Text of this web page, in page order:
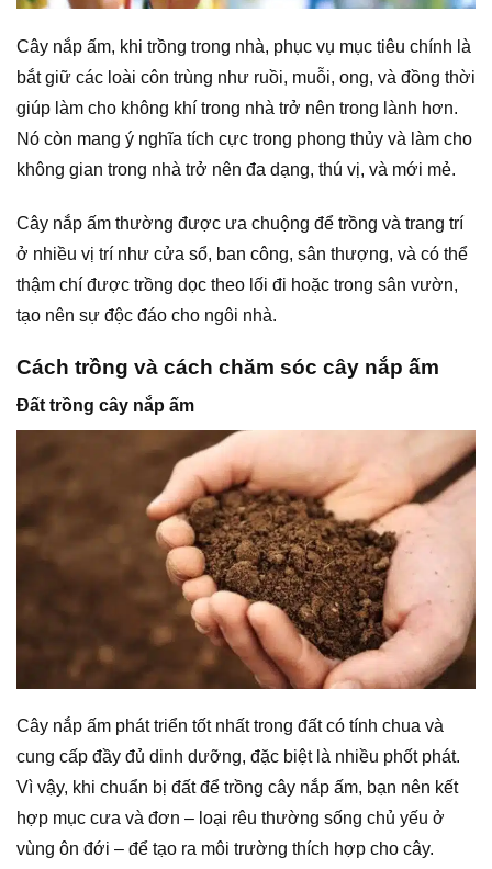
Cây nắp ấm, khi trồng trong nhà, phục vụ mục tiêu chính là
bắt giữ các loài côn trùng như ruồi, muỗi, ong, và đồng thời
giúp làm cho không khí trong nhà trở nên trong lành hơn.
Nó còn mang ý nghĩa tích cực trong phong thủy và làm cho
không gian trong nhà trở nên đa dạng, thú vị, và mới mẻ.
Cây nắp ấm thường được ưa chuộng để trồng và trang trí
ở nhiều vị trí như cửa sổ, ban công, sân thượng, và có thể
thậm chí được trồng dọc theo lối đi hoặc trong sân vườn,
tạo nên sự độc đáo cho ngôi nhà.
Cách trồng và cách chăm sóc cây nắp ấm
Đất trồng cây nắp ấm
Cây nắp ấm phát triển tốt nhất trong đất có tính chua và
cung cấp đầy đủ dinh dưỡng, đặc biệt là nhiều phốt phát.
Vì vậy, khi chuẩn bị đất để trồng cây nắp ấm, bạn nên kết
hợp mục cưa và đơn – loại rêu thường sống chủ yếu ở
vùng ôn đới – để tạo ra môi trường thích hợp cho cây.